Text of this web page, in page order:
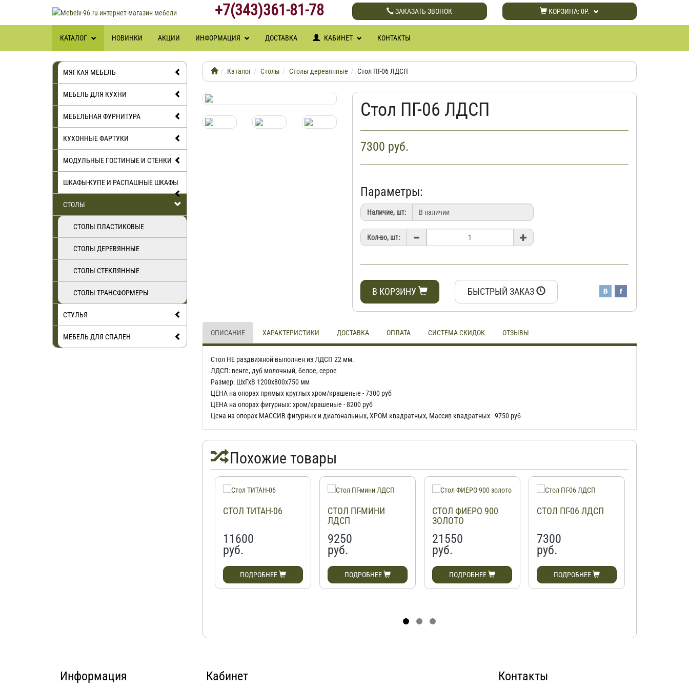
+7(343)361-81-78 ЗАКАЗАТЬ ЗВОНОК КОРЗИНА:0Р.
КАТАЛОГ НОВИНКИ АКЦИИ ИНФОРМАЦИЯ ДОСТАВКА КАБИНЕТ КОНТАКТЫ
МЯГКАЯ МЕБЕЛЬ
МЕБЕЛЬ ДЛЯ КУХНИ
МЕБЕЛЬНАЯ ФУРНИТУРА
КУХОННЫЕ ФАРТУКИ
МОДУЛЬНЫЕ ГОСТИНЫЕ И СТЕНКИ
ШКАФЫ-КУПЕ И РАСПАШНЫЕ ШКАФЫ
СТОЛЫ
СТОЛЫ ПЛАСТИКОВЫЕ
СТОЛЫ ДЕРЕВЯННЫЕ
СТОЛЫ СТЕКЛЯННЫЕ
СТОЛЫ ТРАНСФОРМЕРЫ
СТУЛЬЯ
МЕБЕЛЬ ДЛЯ СПАЛЕН
Каталог Столы Столы деревянные Стол ПГ-06 ЛДСП
Стол ПГ-06 ЛДСП
7300 руб.
Параметры:
Наличие, шт:
Кол-во, шт:
В КОРЗИНУ БЫСТРЫЙ ЗАКАЗ
ОПИСАНИЕ ХАРАКТЕРИСТИКИ ДОСТАВКА ОПЛАТА СИСТЕМА СКИДОК ОТЗЫВЫ
Стол НЕ раздвижной выполнен из ЛДСП 22 мм.
ЛДСП: венге, дуб молочный, белое, серое
Размер: ШхГхВ 1200х800х750 мм
ЦЕНА на опорах прямых круглых хром/крашеные - 7300 руб
ЦЕНА на опорах фигурных: хром/крашеные - 8200 руб
Цена на опорах МАССИВ фигурных и диагональных, ХРОМ квадратных, Массив квадратных - 9750 руб
Похожие товары
СТОЛ ТИТАН-06
11600
руб.
ПОДРОБНЕЕ
СТОЛ ПГ-МИНИ
ЛДСП
9250
руб.
ПОДРОБНЕЕ
СТОЛ ФИЕРО 900
ЗОЛОТО
21550
руб.
ПОДРОБНЕЕ
СТОЛ ПГ-06 ЛДСП
7300
руб.
ПОДРОБНЕЕ
Информация Кабинет Контакты